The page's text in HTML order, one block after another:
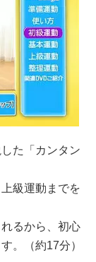
た「カンタン
級運動までを
るから、初心
。（約17分）